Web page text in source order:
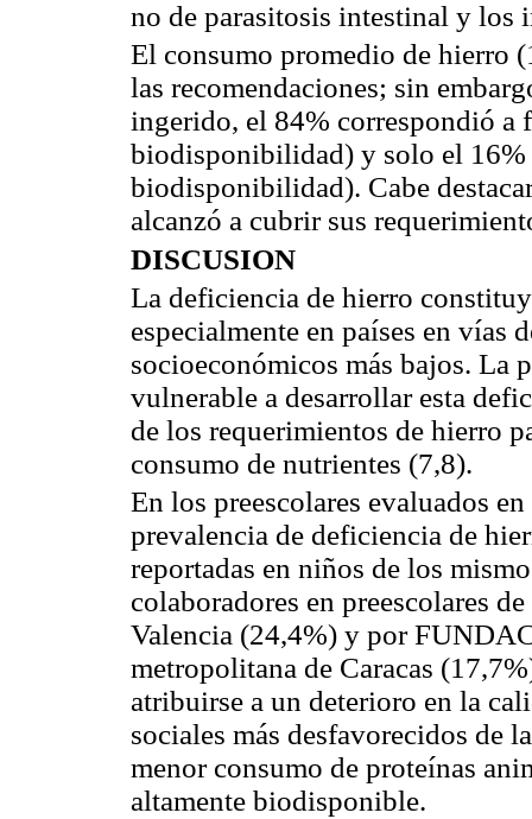
no de parasitosis intestinal y los
El consumo promedio de hierro
las recomendaciones; sin
ingerido, el 84% correspondió a
biodisponibilidad) y solo el 16%
biodisponibilidad). Cabe
alcanzó a cubrir sus
DISCUSION
La deficiencia de hierro
especialmente en países en vías
socioeconómicos más bajos. La
vulnerable a desarrollar esta
de los requerimientos de hierro
consumo de nutrientes (7,8).
En los preescolares evaluados
prevalencia de deficiencia de
reportadas en niños de los
colaboradores en preescolares
Valencia (24,4%) y por
metropolitana de Caracas
atribuirse a un deterioro en la
sociales más desfavorecidos de
menor consumo de proteínas
altamente biodisponible.